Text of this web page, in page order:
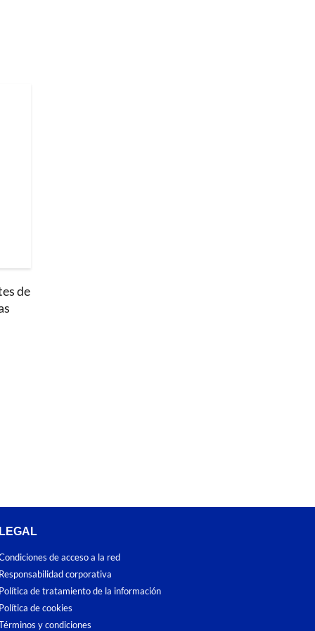
de
de acceso a la red
corporativa
de tratamiento de la información
de cookies
y condiciones